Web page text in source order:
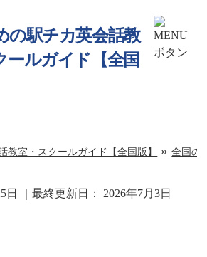
の駅チカ英会話教
ールガイド【全国
教室・スクールガイド【全国版】 »全国の
日 ｜最終更新日：2026年7月3日